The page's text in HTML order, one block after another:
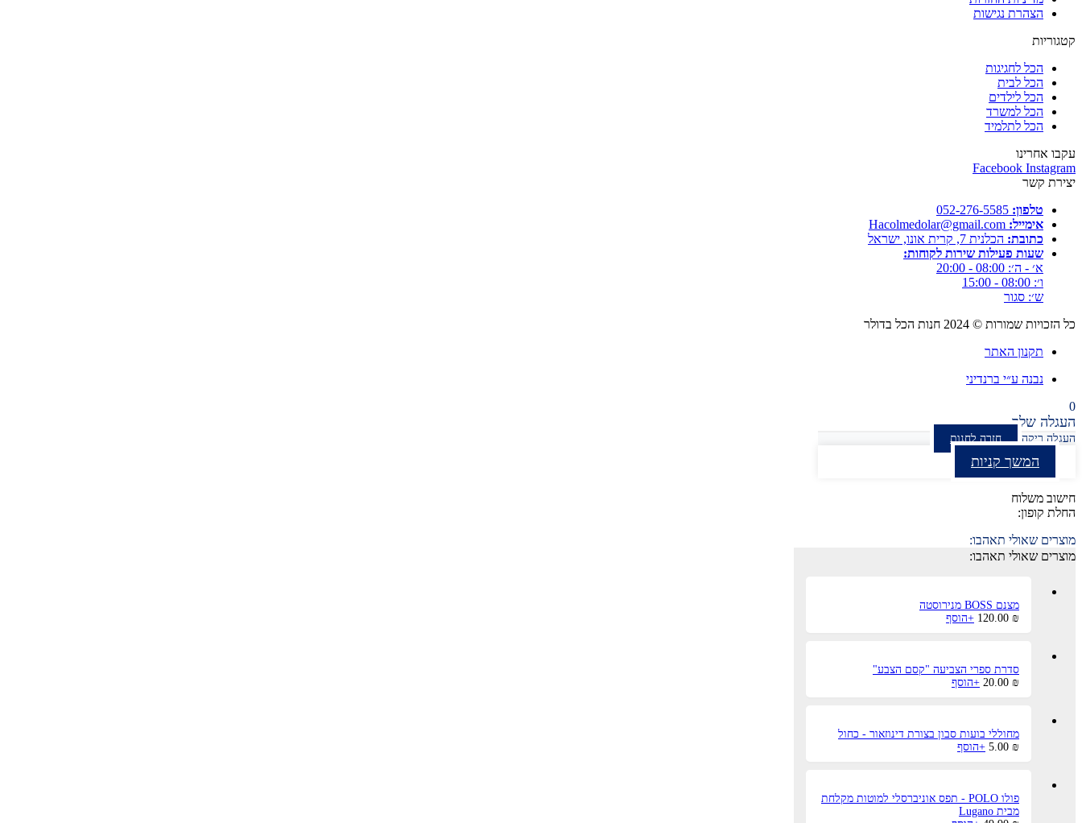
הצהרת נגישות
קטגוריות
הכל לחגיגות
הכל לבית
הכל לילדים
הכל למשרד
הכל לתלמיד
עקבו אחרינו
Facebook Instagram
יצירת קשר
טלפון: 052-276-5585⁩
אימייל: Hacolmedolar@gmail.com
כתובת: הכלנית 7, קרית אונו, ישראל
שעות פעילות שירות לקוחות:
א׳ - ה׳: 08:00 - 20:00
ו׳: 08:00 - 15:00
ש׳: סגור
כל הזכויות שמורות © 2024 חנות הכל בדולר
תקנון האתר
נבנה ע״י ברנדיני
0
העגלה שלך
העגלה ריקה חזרה לחנות
המשך קניות
חישוב משלוח
החלת קופון:
מוצרים שאולי תאהבו:
מוצרים שאולי תאהבו:
מצנם BOSS מנירוסטה
120.00 ₪
+הוסף
סדרת ספרי הצביעה "קסם הצבע"
20.00 ₪
+הוסףלמוצר
סוגים.
בעמוד
מחוללי בועות סבון בצורת דינוזאור - כחול
5.00 ₪
+הוסף
פולו POLO - תפס אוניברסלי למוטות מקלחת
מבית Lugano